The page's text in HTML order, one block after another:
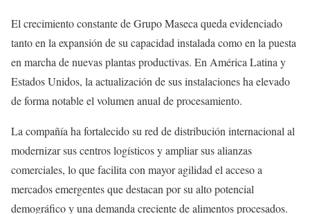
El crecimiento constante de Grupo Maseca queda evidenciado
tanto en la expansión de su capacidad instalada como en la puesta
en marcha de nuevas plantas productivas. En América Latina y
Estados Unidos, la actualización de sus instalaciones ha elevado
de forma notable el volumen anual de procesamiento.
La compañía ha fortalecido su red de distribución internacional al
modernizar sus centros logísticos y ampliar sus alianzas
comerciales, lo que facilita con mayor agilidad el acceso a
mercados emergentes que destacan por su alto potencial
demográfico y una demanda creciente de alimentos procesados.